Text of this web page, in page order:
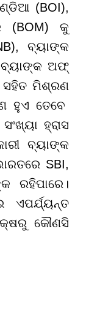
(BOI),
(BOM) କୁ
ବ୍ୟାଙ୍କ
ବ୍ୟାଙ୍କ ଅଫ୍
ମିଶ୍ରଣ
ହୁଏ ତେବେ
ହ୍ରାସ
ବ୍ୟାଙ୍କ
SBI,
ରହିପାରେ।
ଏପର୍ଯ୍ୟନ୍ତ
କୌଣସି